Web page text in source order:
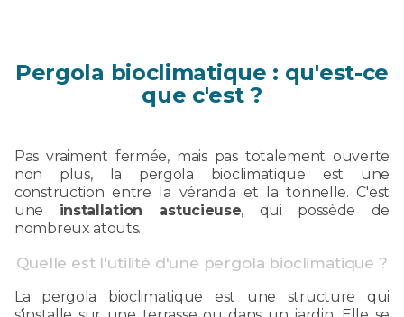
Pergola bioclimatique : qu'est-ce
que c'est ?
Pas vraiment fermée, mais pas totalement ouverte
non plus, la pergola bioclimatique est une
construction entre la véranda et la tonnelle. C'est
une installation astucieuse, qui possède de
nombreux atouts.
Quelle est l'utilité d'une pergola bioclimatique ?
La pergola bioclimatique est une structure qui